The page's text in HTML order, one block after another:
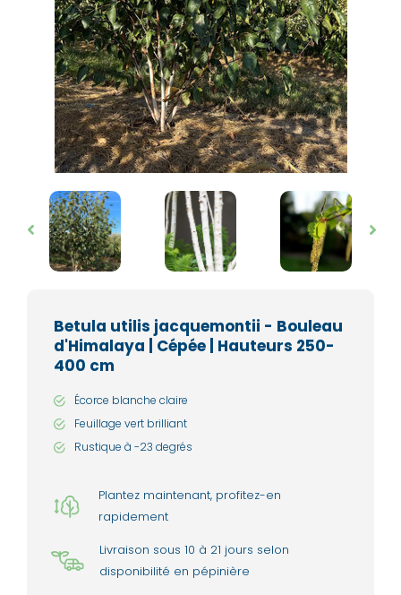
Betula utilis jacquemontii - Bouleau
d'Himalaya | Cépée | Hauteurs 250-
400 cm
Écorce blanche claire
Feuillage vert brilliant
Rustique à -23 degrés
Plantez maintenant, profitez-en
rapidement
Livraison sous 10 à 21 jours selon
disponibilité en pépinière